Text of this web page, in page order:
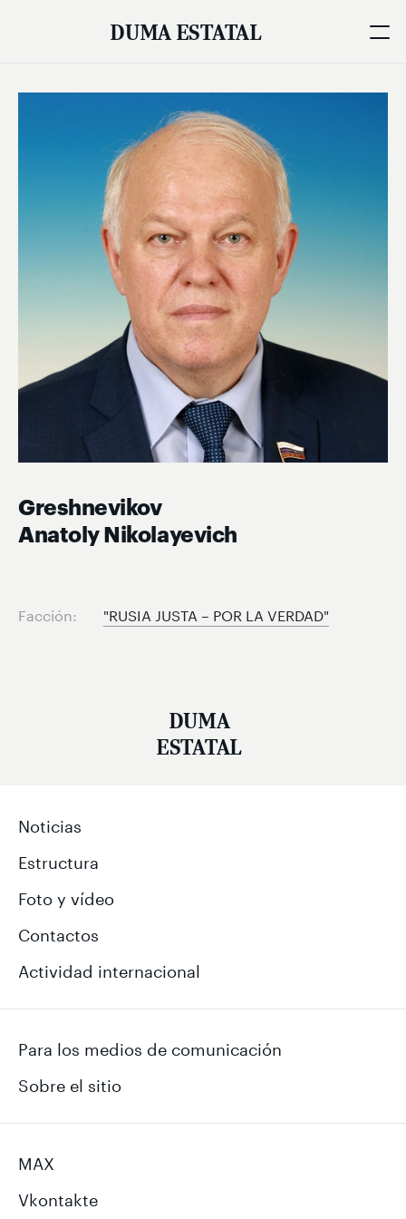
DUMA ESTATAL
Greshnevikov
Anatoly Nikolayevich
Facción: "RUSIA JUSTA – POR LA VERDAD"
DUMA
ESTATAL
Noticias
Estructura
Foto y vídeo
Contactos
Actividad internacional
Para los medios de comunicación
Sobre el sitio
MAX
Vkontakte